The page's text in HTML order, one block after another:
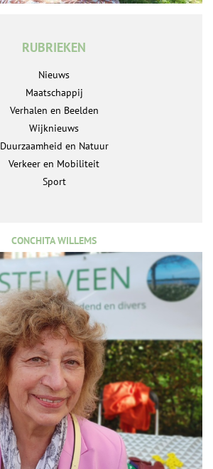
RUBRIEKEN
Nieuws
Maatschappij
Verhalen en Beelden
Wijknieuws
Duurzaamheid en Natuur
Verkeer en Mobiliteit
Sport
CONCHITA WILLEMS